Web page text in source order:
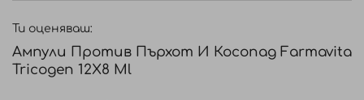
Ти оценяваш:
Ампули Против Пърхот И Косопад Farmavita
Tricogen 12Х8 Ml